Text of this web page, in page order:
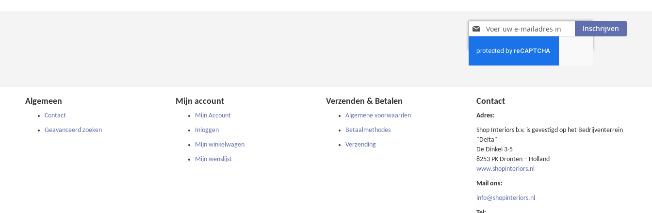
Abonneer
u
onze
nieuwsbrief
Inschrijven
Algemeen
Contact
Geavanceerd zoeken
Mijn account
Mijn Account
Inloggen
Mijn winkelwagen
Mijn wenslijst
Verzenden & Betalen
Algemene voorwaarden
Betaalmethodes
Verzending
Contact
Adres:
Shop Interiors b.v. is gevestigd op het Bedrijventerrein
"Delta"
De Dinkel 3-5
8253 PK Dronten – Holland
www.shopinteriors.nl
Mail ons:
info@shopinteriors.nl